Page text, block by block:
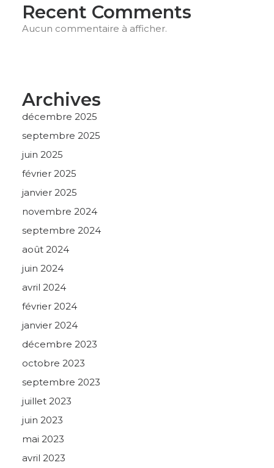
Recent Comments
Aucun commentaire à afficher.
Archives
décembre 2025
septembre 2025
juin 2025
février 2025
janvier 2025
novembre 2024
septembre 2024
août 2024
juin 2024
avril 2024
février 2024
janvier 2024
décembre 2023
octobre 2023
septembre 2023
juillet 2023
juin 2023
mai 2023
avril 2023